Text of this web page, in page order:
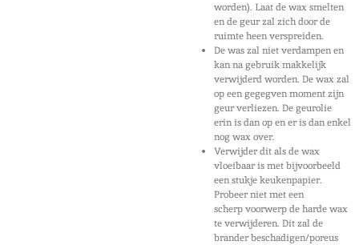
worden). Laat de wax smelten
en de geur zal zich door de
ruimte heen verspreiden.
De was zal niet verdampen en
kan na gebruik makkelijk
verwijderd worden. De wax zal
op een gegegven moment zijn
geur verliezen. De geurolie
erin is dan op en er is dan enkel
nog wax over.
Verwijder dit als de wax
vloeibaar is met bijvoorbeeld
een stukje keukenpapier.
Probeer niet met een
scherp voorwerp de harde wax
te verwijderen. Dit zal de
brander beschadigen/poreus